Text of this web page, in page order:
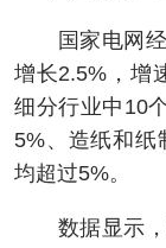
国家电网经
增长2.5%，增
细分行业中10
5%、造纸和纸
均超过5%。
数据显示，